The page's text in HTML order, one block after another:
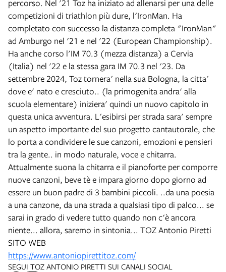
percorso. Nel '21 Toz ha iniziato ad allenarsi per una delle
competizioni di triathlon più dure, l'IronMan. Ha
completato con successo la distanza completa "IronMan"
ad Amburgo nel '21 e nel '22 (European Championship).
Ha anche corso l'IM 70.3 (mezza distanza) a Cervia
(Italia) nel '22 e la stessa gara IM 70.3 nel '23. Da
settembre 2024, Toz tornera' nella sua Bologna, la citta'
dove e' nato e cresciuto.. (la primogenita andra' alla
scuola elementare) iniziera' quindi un nuovo capitolo in
questa unica avventura. L'esibirsi per strada sara' sempre
un aspetto importante del suo progetto cantautorale, che
lo porta a condividere le sue canzoni, emozioni e pensieri
tra la gente.. in modo naturale, voce e chitarra.
Attualmente suona la chitarra e il pianoforte per comporre
nuove canzoni, beve tè e impara giorno dopo giorno ad
essere un buon padre di 3 bambini piccoli. ..da una poesia
a una canzone, da una strada a qualsiasi tipo di palco... se
sarai in grado di vedere tutto quando non c'è ancora
niente... allora, saremo in sintonia... TOZ Antonio Piretti
SITO WEB
https://www.antoniopirettitoz.com/
SEGUI TOZ ANTONIO PIRETTI SUI CANALI SOCIAL